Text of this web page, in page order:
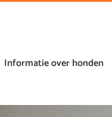
Informatie over honden